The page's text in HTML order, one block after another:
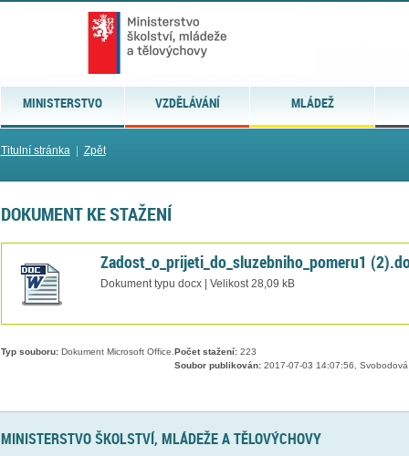
MINISTERSTVO VZDĚLÁVÁNÍ MLÁDEŽ
Titulní stránka| Zpět
DOKUMENT KE STAŽENÍ
Zadost_o_prijeti_do_sluzebniho_pomeru1
Dokument typu docx | Velikost 28,09 kB
Typ souboru:Dokument Microsoft Office. Počet stažení:223
Soubor publikován:2017-07-03 14:07:56, Svobodová
MINISTERSTVO ŠKOLSTVÍ, MLÁDEŽE A TĚLOVÝCHOVY